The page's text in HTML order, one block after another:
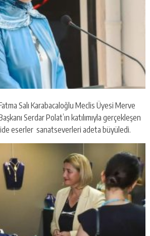
Salı Karabacaloğlu Meclis Üyesi Merve
Serdar Polat’ın katılımıyla gerçekleşen
eserler sanatseverleri adeta büyüledi.